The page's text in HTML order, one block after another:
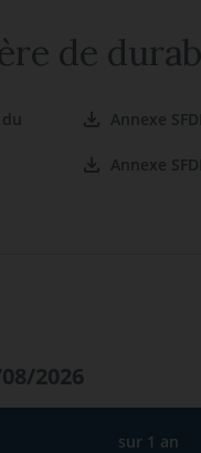
de
Annexe
Annexe
2026
sur 1 an